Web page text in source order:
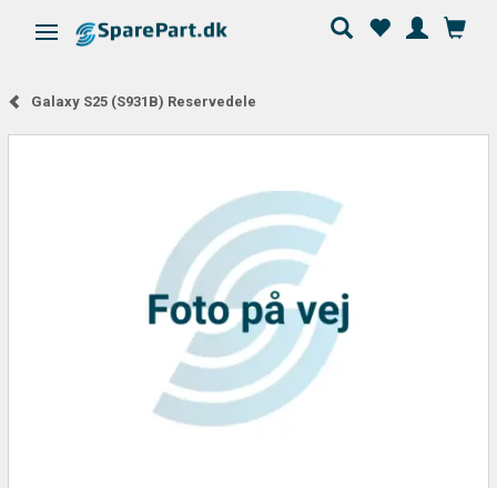
Skifte navigation
Galaxy S25 (S931B) Reservedele